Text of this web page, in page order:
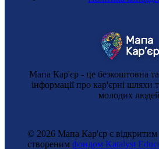
Мапа Кар'єр - це безкоштовна та
інформації про кар'єрні шляхи
молодих
© 2026 Мапа Кар'єр є відкритим
створеним фондом Katalyst